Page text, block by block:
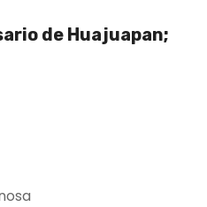
de Huajuapan;